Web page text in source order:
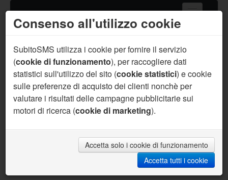
Home
Servizi SMS
Gateway SMS
Acquista SMS
Aiuto
Sei un programmatore ?
personalizzate, SMS per sviluppo gratuiti e molto
Consenso all'utilizzo cookie
SubitoSMS utilizza i cookie per fornire il servizio
(cookie di funzionamento), per raccogliere dati
statistici sull'utilizzo del sito (cookie statistici) e cookie
sulle preferenze di acquisto dei clienti nonchè per
valutare i risultati delle campagne pubblicitarie sui
motori di ricerca (cookie di marketing).
Accetta solo i cookie di funzionamento
Accetta tutti i cookie